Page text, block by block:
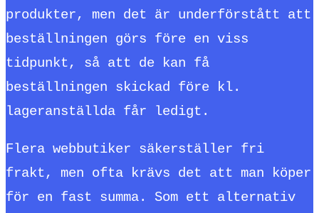
produkter, men det är underförstått att
beställningen görs före en viss
tidpunkt, så att de kan få
beställningen skickad före kl.
lageranställda får ledigt.
Flera webbutiker säkerställer fri
frakt, men ofta krävs det att man köper
för en fast summa. Som ett alternativ